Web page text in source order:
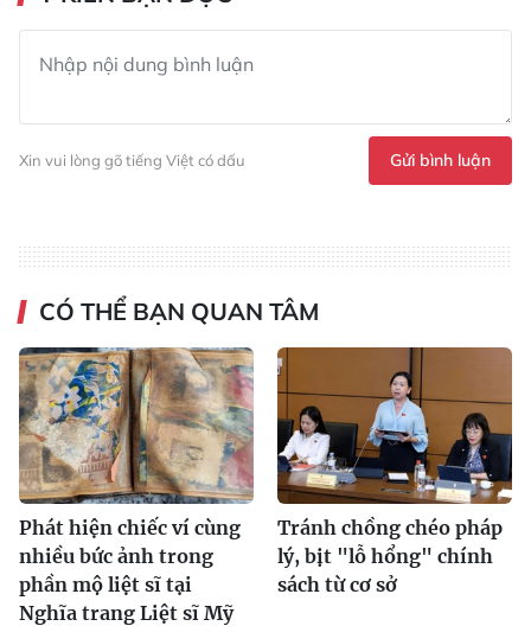
Xin vui lòng gõ tiếng Việt có dấu Gửi bình luận
CÓ THỂ BẠN QUAN TÂM
Phát hiện chiếc ví cùng
nhiều bức ảnh trong
phần mộ liệt sĩ tại
Nghĩa trang Liệt sĩ Mỹ
Tránh chồng chéo pháp
lý, bịt "lỗ hổng" chính
sách từ cơ sở